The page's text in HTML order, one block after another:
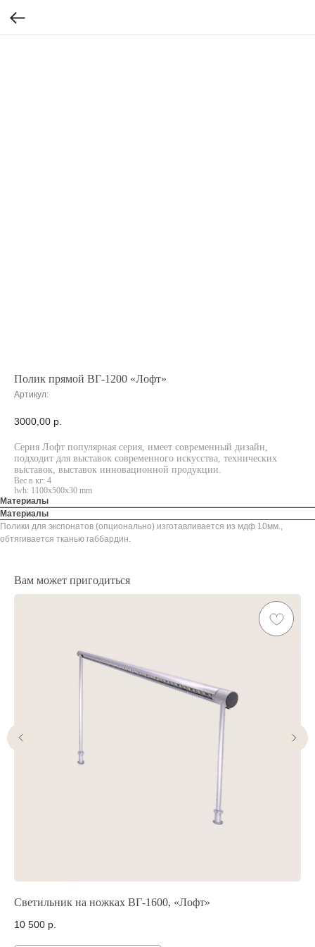
Полик прямой ВГ-1200 «Лофт»
Артикул:
3000,00 р.
Серия Лофт популярная серия, имеет современный дизайн,
подходит для выставок современного искусства, технических
выставок, выставок инновационной продукции.
Вес в кг: 4
lwh: 1100x500x30 mm
Материалы
Материалы
Полики для экспонатов (опционально) изготавливается из мдф 10мм.,
обтягивается тканью габбардин.
Вам может пригодиться
Светильник на ножках ВГ-1600, «Лофт»
10 500 р.